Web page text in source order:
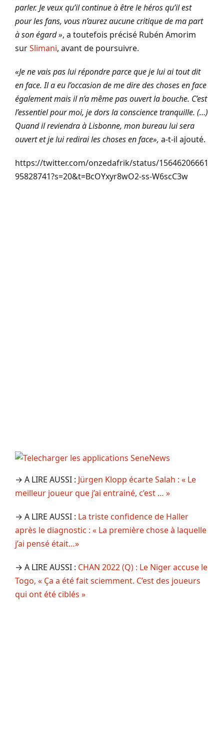
parler. Je veux qu’il continue à être le héros qu’il est
pour les fans, vous n’aurez aucune critique de ma part
à son égard », a toutefois précisé Rubén Amorim
surSlimani, avant de poursuivre.
«Je ne vais pas lui répondre parce que je lui ai tout dit
en face. Il a eu l’occasion de me dire des choses en face
également mais il n’a même pas ouvert la bouche. C’est
l’essentiel pour moi, je dors la conscience tranquille. (…)
Quand il reviendra à Lisbonne, mon bureau lui sera
ouvert et je lui redirai les choses en face», a-t-il ajouté.
https://twitter.com/onzedafrik/status/15646206661
95828741?s=20&t=BcOYxyr8wO2-ss-W6scC3w
→ A LIRE AUSSI : Jürgen Klopp écarte Salah : « Le
meilleur joueur que j’ai entrainé, c’est … »
→ A LIRE AUSSI : La triste confidence de Haller
après le diagnostic : « La première chose à laquelle
j’ai pensé était…»
→ A LIRE AUSSI : CHAN 2022 (Q) : Le Niger accuse le
Togo, « Ça a été fait sciemment. C’est des joueurs
qui ont été ciblés »